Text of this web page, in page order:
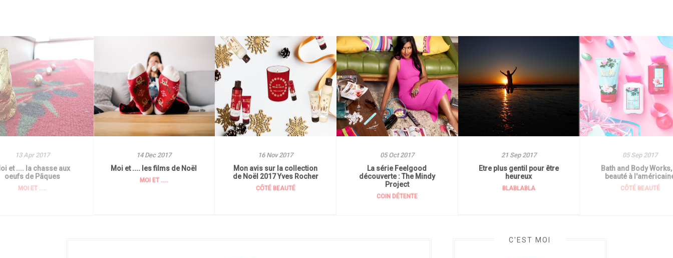
13 Apr 2017
et .... la chasse aux
oeufs de Pâques
MOI ET .....
14 Dec 2017
Moi et .... les films de Noël
MOI ET .....
16 Nov 2017
Mon avis sur la collection
de Noël 2017 Yves Rocher
CÔTÉ BEAUTÉ
05 Oct 2017
La série Feelgood
découverte : The Mindy
Project
COIN DÉTENTE
21 Sep 2017
Etre plus gentil pour être
heureux
BLABLABLA
05 Sep 2017
Bath and Body
beauté à
CÔTÉ BEAUTÉ
C'EST MOI